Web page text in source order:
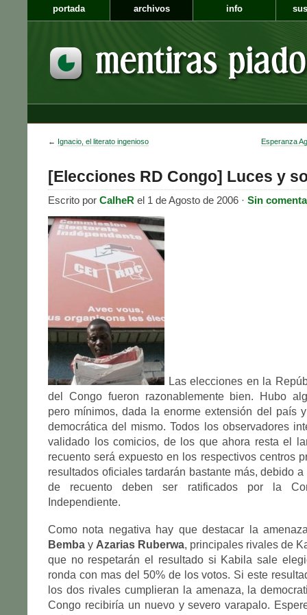
portada archivos info
← Ignacio, el literato ingenioso Esperanza
[Elecciones RD Congo] Luces y
Escrito por CalheR el 1 de Agosto de 2006 · Sin
Las elecciones en la
del Congo fueron razonablemente bien. Hubo
pero mínimos, dada la enorme extensión del país
democrática del mismo. Todos los observadores
validado los comicios, de los que ahora resta el
recuento será expuesto en los respectivos centros
resultados oficiales tardarán bastante más, debido
de recuento deben ser ratificados por la
Independiente.
Como nota negativa hay que destacar la
Bemba y Azarias Ruberwa, principales rivales de
que no respetarán el resultado si Kabila sale
ronda con mas del 50% de los votos. Si este
los dos rivales cumplieran la amenaza, la
Congo recibiría un nuevo y severo varapalo.